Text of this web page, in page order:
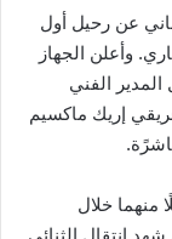
عن رحيل أول
وأعلن الجهاز
الفني
إريك ماكسيم
منهما خلال